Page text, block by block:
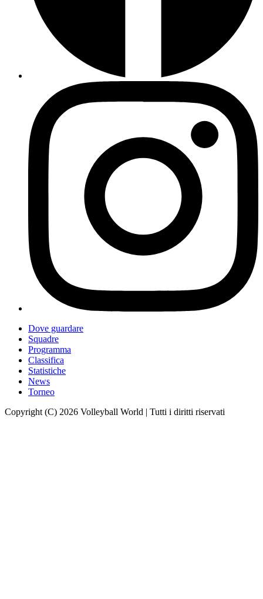
Dove guardare
Squadre
Programma
Classifica
Statistiche
News
Torneo
Copyright (C) 2026 Volleyball World | Tutti i diritti riservati